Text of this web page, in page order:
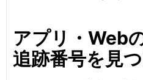
アプリ・Web
追跡番号を見